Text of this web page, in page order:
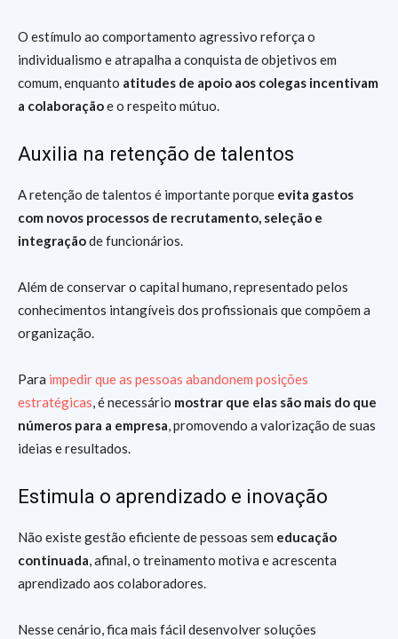
O estímulo ao comportamento agressivo reforça o
individualismo e atrapalha a conquista de objetivos em
comum, enquanto atitudes de apoio aos colegas incentivam
a colaboraçãoe o respeito mútuo.
Auxilia na retenção de talentos
A retenção de talentos é importante porque evita gastos
com novos processos de recrutamento, seleção e
integraçãode funcionários.
Além de conservar o capital humano, representado pelos
conhecimentos intangíveis dos profissionais que compõem a
organização.
Para impedir que as pessoas abandonem posições
estratégicas, é necessário mostrar que elas são mais do que
números para a empresa, promovendo a valorização de suas
ideias e resultados.
Estimula o aprendizado e inovação
Não existe gestão eficiente de pessoas sem educação
continuada, afinal, o treinamento motiva e acrescenta
aprendizado aos colaboradores.
Nesse cenário, fica mais fácil desenvolver soluções